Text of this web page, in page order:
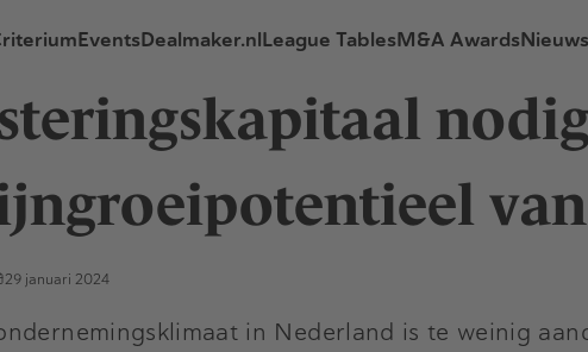
EventsDealmaker.nlLeague TablesM&A Awards
29 januari 2024
in Nederland is te weinig